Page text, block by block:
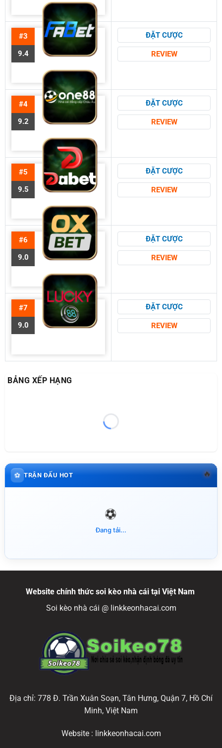
#3
9.4
ĐẶT CƯỢC
REVIEW
#4
9.2
ĐẶT CƯỢC
REVIEW
#5
9.5
ĐẶT CƯỢC
REVIEW
#6
9.0
ĐẶT CƯỢC
REVIEW
#7
9.0
ĐẶT CƯỢC
REVIEW
BẢNG XẾP HẠNG
⚽ TRẬN ĐẤU HOT 🔥
Đang tải...
Website chính thức soi kèo nhà cái tại Việt Nam
Soi kèo nhà cái @ linkkeonhacai.com
Địa chỉ: 778 Đ. Trần Xuân Soạn, Tân Hưng, Quận 7, Hồ Chí
Minh, Việt Nam
Website : linkkeonhacai.com